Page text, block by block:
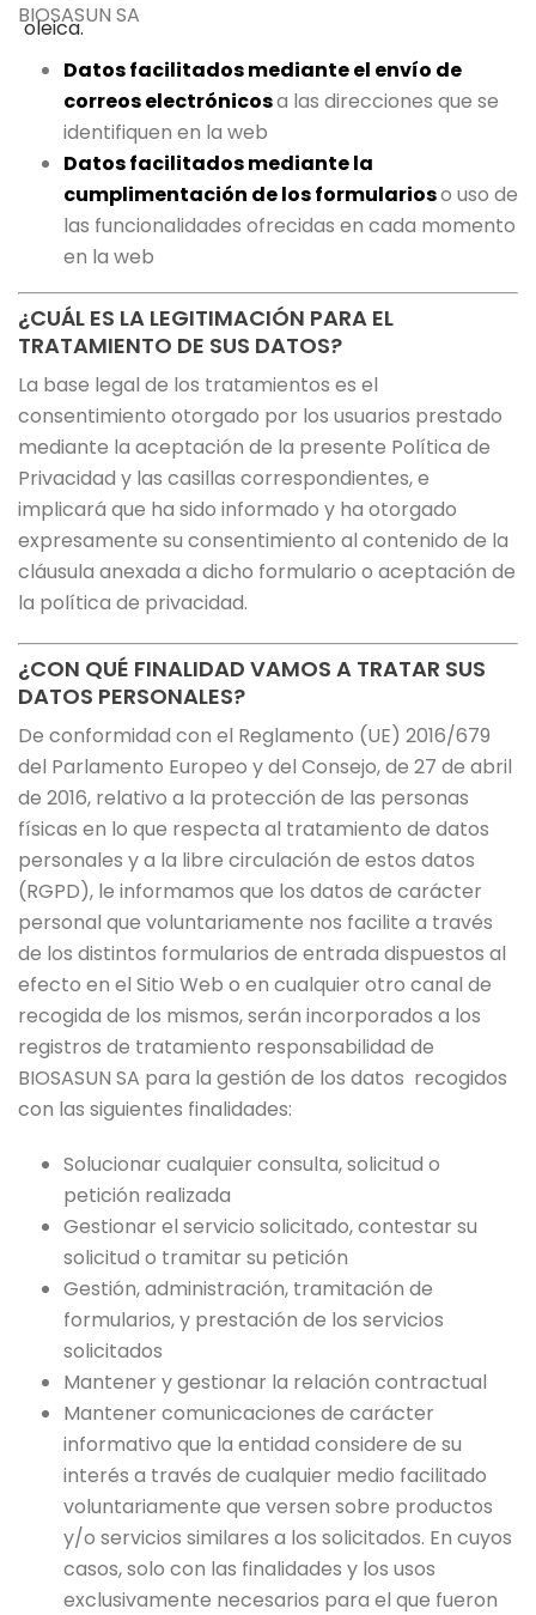
BIOSASUN SA
Datos facilitados mediante el envío de
correos electrónicosa las direcciones que se
identifiquen en la web
Datos facilitados mediante la
cumplimentación de los formularioso uso de
las funcionalidades ofrecidas en cada momento
en la web
¿CUÁL ES LA LEGITIMACIÓN PARA EL
TRATAMIENTO DE SUS DATOS?
La base legal de los tratamientos es el
consentimiento otorgado por los usuarios prestado
mediante la aceptación de la presente Política de
Privacidad y las casillas correspondientes, e
implicará que ha sido informado y ha otorgado
expresamente su consentimiento al contenido de la
cláusula anexada a dicho formulario o aceptación de
la política de privacidad.
¿CON QUÉ FINALIDAD VAMOS A TRATAR SUS
DATOS PERSONALES?
De conformidad con el Reglamento (UE) 2016/679
del Parlamento Europeo y del Consejo, de 27 de abril
de 2016, relativo a la protección de las personas
físicas en lo que respecta al tratamiento de datos
personales y a la libre circulación de estos datos
(RGPD), le informamos que los datos de carácter
personal que voluntariamente nos facilite a través
de los distintos formularios de entrada dispuestos al
efecto en el Sitio Web o en cualquier otro canal de
recogida de los mismos, serán incorporados a los
registros de tratamiento responsabilidad de
BIOSASUN SA para la gestión de los datos recogidos
con las siguientes finalidades:
Solucionar cualquier consulta, solicitud o
petición realizada
Gestionar el servicio solicitado, contestar su
solicitud o tramitar su petición
Gestión, administración, tramitación de
formularios, y prestación de los servicios
solicitados
Mantener y gestionar la relación contractual
Mantener comunicaciones de carácter
informativo que la entidad considere de su
interés a través de cualquier medio facilitado
voluntariamente que versen sobre productos
y/o servicios similares a los solicitados. En cuyos
casos, solo con las finalidades y los usos
exclusivamente necesarios para el que fueron